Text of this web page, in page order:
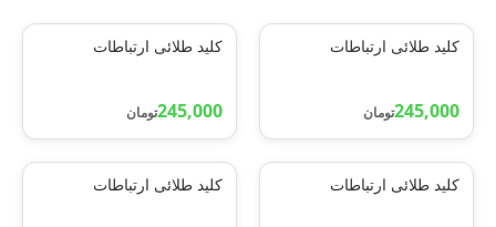
کلید طلائی ارتباطات
245,000تومان
کلید طلائی ارتباطات
245,000تومان
کلید طلائی ارتباطات کلید طلائی ارتباطات